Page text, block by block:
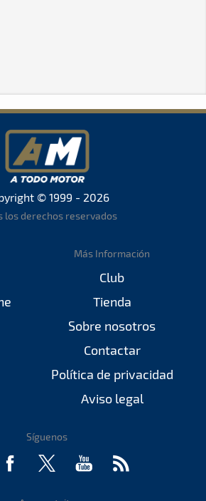
© 1999 - 2026
los derechos reservados
Más Información
Club
Tienda
Sobre nosotros
Contactar
Política de privacidad
Aviso legal
Síguenos